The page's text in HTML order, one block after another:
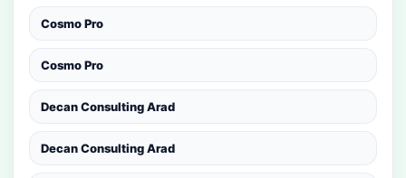
Cosmo Pro
Cosmo Pro
Decan Consulting Arad
Decan Consulting Arad